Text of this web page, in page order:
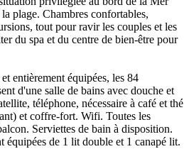
plage. Chambres confortables,
tout pour ravir les couples et les
du spa et du centre de bien-être pour
et entièrement équipées, les 84
d'une salle de bains avec douche et
téléphone, nécessaire à café et thé
et coffre-fort. Wifi. Toutes les
Serviettes de bain à disposition.
équipées de 1 lit double et 1 canapé lit.